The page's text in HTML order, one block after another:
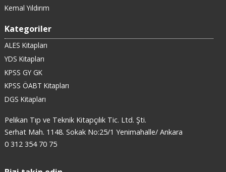
Kemal Yıldırım
Kategoriler
ALES Kitapları
YDS Kitapları
KPSS GY GK
KPSS ÖABT Kitapları
DGS Kitapları
Pelikan Tıp ve Teknik Kitapçılık Tic. Ltd. Şti.
Serhat Mah. 1148. Sokak No:25/1 Yenimahalle/ Ankara
0 312 354 70 75